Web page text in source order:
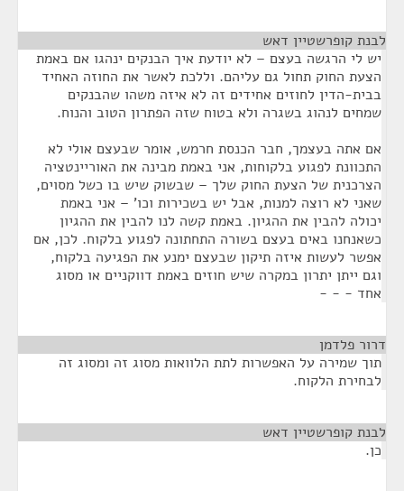
לבנת קופרשטיין דאש
יש לי הרגשה בעצם – לא יודעת איך הבנקים ינהגו אם באמת
הצעת החוק תחול גם עליהם. וללכת לאשר את החוזה האחיד
בבית-הדין לחוזים אחידים זה לא איזה משהו שהבנקים
שמחים לנהוג בשגרה ולא בטוח שזה הפתרון הטוב והנוח.
אם אתה בעצמך, חבר הכנסת חרמש, אומר שבעצם אולי לא
התכוונת לפגוע בלקוחות, אני באמת מבינה את האוריינטציה
הצרכנית של הצעת החוק שלך – שבשוק שיש בו כשל מסוים,
שאני לא רוצה למנות, אבל יש בשכירות וכו' – אני באמת
יכולה להבין את ההגיון. באמת קשה לנו להבין את ההגיון
כשאנחנו באים בעצם בשורה התחתונה לפגוע בלקוח. לכן, אם
אפשר לעשות איזה תיקון שבעצם ימנע את הפגיעה בלקוח,
וגם ייתן יתרון במקרה שיש חוזים באמת דווקניים או מסוג
אחד - - -
דרור פלדמן
תוך שמירה על האפשרות לתת הלוואות מסוג זה ומסוג זה
לבחירת הלקוח.
לבנת קופרשטיין דאש
כן.